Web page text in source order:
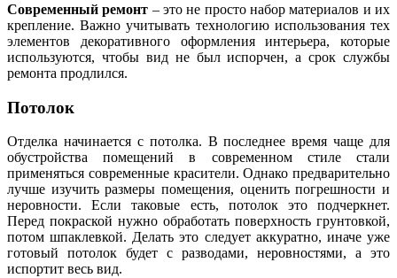
Современный ремонт – это не просто набор материалов и их
крепление. Важно учитывать технологию использования тех
элементов декоративного оформления интерьера, которые
используются, чтобы вид не был испорчен, а срок службы
ремонта продлился.
Потолок
Отделка начинается с потолка. В последнее время чаще для
обустройства помещений в современном стиле стали
применяться современные красители. Однако предварительно
лучше изучить размеры помещения, оценить погрешности и
неровности. Если таковые есть, потолок это подчеркнет.
Перед покраской нужно обработать поверхность грунтовкой,
потом шпаклевкой. Делать это следует аккуратно, иначе уже
готовый потолок будет с разводами, неровностями, а это
испортит весь вид.